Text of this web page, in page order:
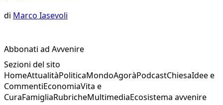
di Marco Iasevoli
Abbonati ad Avvenire
Sezioni del sito
HomeAttualitàPoliticaMondoAgoràPodcastChiesaIdee e
CommentiEconomiaVita e
CuraFamigliaRubricheMultimediaEcosistema avvenire